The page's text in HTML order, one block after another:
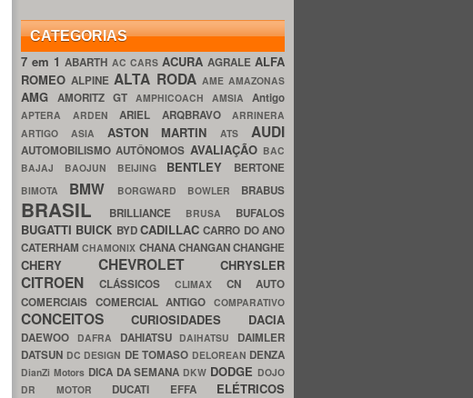
CATEGORIAS
7 em 1ABARTH AC CARS ACURA AGRALE ALFA
ROMEOALPINEALTA RODA AME AMAZONAS
AMG AMORITZ GT AMPHICOACH AMSIA Antigo
APTERA ARDEN ARIEL ARQBRAVO ARRINERA
ARTIGO ASIA ASTON MARTINATS AUDI
AUTOMOBILISMOAUTÔNOMOS AVALIAÇÃO BAC
BAJAJ BAOJUN BEIJING BENTLEY BERTONE
BIMOTA BMW BORGWARD BOWLER BRABUS
BRASIL BRILLIANCE BRUSA BUFALOS
BUGATTI BUICK BYDCADILLACCARRO DO ANO
CATERHAMCHAMONIX CHANACHANGANCHANGHE
CHERY CHEVROLET CHRYSLER
CITROEN CLÁSSICOS CLIMAX CN AUTO
COMERCIAIS COMERCIAL ANTIGOCOMPARATIVO
CONCEITOS CURIOSIDADES DACIA
DAEWOO DAFRA DAHIATSU DAIHATSU DAIMLER
DATSUN DC DESIGN DE TOMASO DELOREAN DENZA
DianZi Motors DICA DA SEMANA DKW DODGE DOJO
DR MOTOR DUCATI EFFA ELÉTRICOS